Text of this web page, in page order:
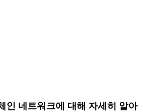
인 네트워크에 대해 자세히 알아